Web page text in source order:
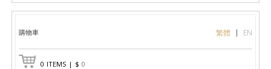
購物車 繁體 EN
0 ITEMS | $ 0